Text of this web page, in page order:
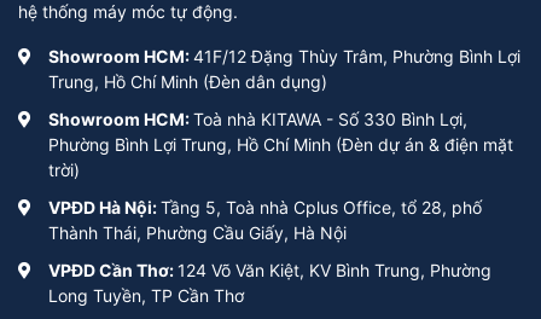
hệ thống máy móc tự động.
Showroom HCM:41F/12 Đặng Thùy Trâm, Phường Bình Lợi
Trung, Hồ Chí Minh (Đèn dân dụng)
Showroom HCM:Toà nhà KITAWA - Số 330 Bình Lợi,
Phường Bình Lợi Trung, Hồ Chí Minh (Đèn dự án & điện mặt
trời)
VPĐD Hà Nội:Tầng 5, Toà nhà Cplus Office, tổ 28, phố
Thành Thái, Phường Cầu Giấy, Hà Nội
VPĐD Cần Thơ:124 Võ Văn Kiệt, KV Bình Trung, Phường
Long Tuyền, TP Cần Thơ